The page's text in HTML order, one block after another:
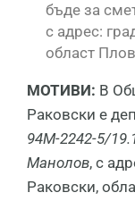
бъде за
с адрес:
област
МОТИВИ: В
Раковски е
94М-2242-5/
Манолов, с
Раковски,